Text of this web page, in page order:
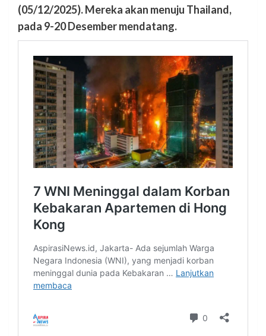
(05/12/2025). Mereka akan menuju Thailand,
pada 9-20 Desember mendatang.